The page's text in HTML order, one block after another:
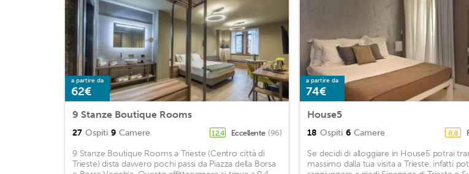
a partire da
62€
9 Stanze Boutique Rooms
27 Ospiti 9 Camere 12,4 Eccellente (96)
9 Stanze Boutique Rooms a Trieste (Centro città di
Trieste) dista davvero pochi passi da Piazza della Borsa
a partire da
74€
House5
18 Ospiti 6 Camere 8,8
Se decidi di alloggiare in House5 potrai
massimo dalla tua visita a Trieste, infatti